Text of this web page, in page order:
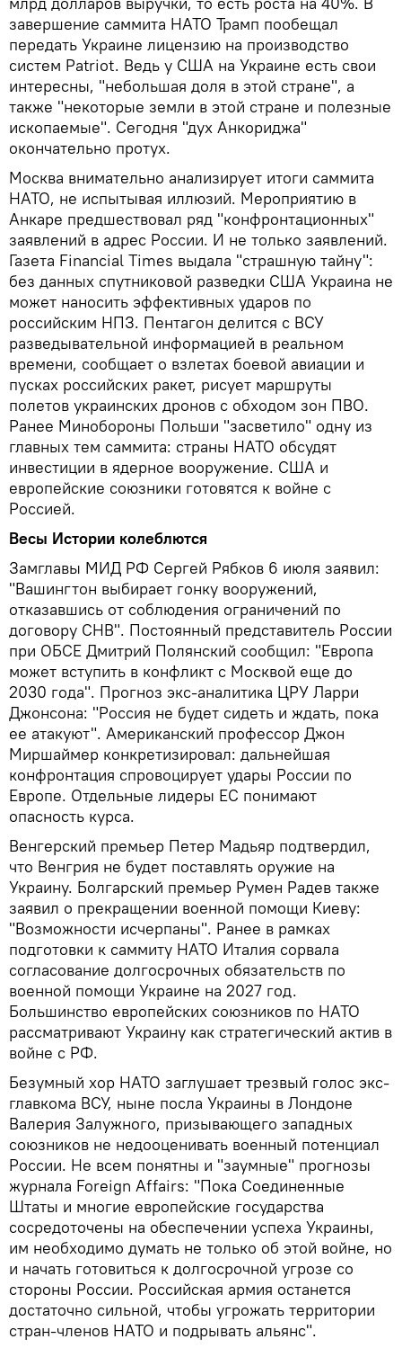
завершение саммита НАТО Трамп пообещал
передать Украине лицензию на производство
систем Patriot. Ведь у США на Украине есть свои
интересны, "небольшая доля в этой стране", а
также "некоторые земли в этой стране и полезные
ископаемые". Сегодня "дух Анкориджа"
окончательно протух.
Москва внимательно анализирует итоги саммита
НАТО, не испытывая иллюзий. Мероприятию в
Анкаре предшествовал ряд "конфронтационных"
заявлений в адрес России. И не только заявлений.
Газета Financial Times выдала "страшную тайну":
без данных спутниковой разведки США Украина не
может наносить эффективных ударов по
российским НПЗ. Пентагон делится с ВСУ
разведывательной информацией в реальном
времени, сообщает о взлетах боевой авиации и
пусках российских ракет, рисует маршруты
полетов украинских дронов с обходом зон ПВО.
Ранее Минобороны Польши "засветило" одну из
главных тем саммита: страны НАТО обсудят
инвестиции в ядерное вооружение. США и
европейские союзники готовятся к войне с
Россией.
Весы Истории колеблются
Замглавы МИД РФ Сергей Рябков 6 июля заявил:
"Вашингтон выбирает гонку вооружений,
отказавшись от соблюдения ограничений по
договору СНВ". Постоянный представитель России
при ОБСЕ Дмитрий Полянский сообщил: "Европа
может вступить в конфликт с Москвой еще до
2030 года". Прогноз экс-аналитика ЦРУ Ларри
Джонсона: "Россия не будет сидеть и ждать, пока
ее атакуют". Американский профессор Джон
Миршаймер конкретизировал: дальнейшая
конфронтация спровоцирует удары России по
Европе. Отдельные лидеры ЕС понимают
опасность курса.
Венгерский премьер Петер Мадьяр подтвердил,
что Венгрия не будет поставлять оружие на
Украину. Болгарский премьер Румен Радев также
заявил о прекращении военной помощи Киеву:
"Возможности исчерпаны". Ранее в рамках
подготовки к саммиту НАТО Италия сорвала
согласование долгосрочных обязательств по
военной помощи Украине на 2027 год.
Большинство европейских союзников по НАТО
рассматривают Украину как стратегический актив в
войне с РФ.
Безумный хор НАТО заглушает трезвый голос экс-
главкома ВСУ, ныне посла Украины в Лондоне
Валерия Залужного, призывающего западных
союзников не недооценивать военный потенциал
России. Не всем понятны и "заумные" прогнозы
журнала Foreign Affairs: "Пока Соединенные
Штаты и многие европейские государства
сосредоточены на обеспечении успеха Украины,
им необходимо думать не только об этой войне, но
и начать готовиться к долгосрочной угрозе со
стороны России. Российская армия останется
достаточно сильной, чтобы угрожать территории
стран-членов НАТО и подрывать альянс".